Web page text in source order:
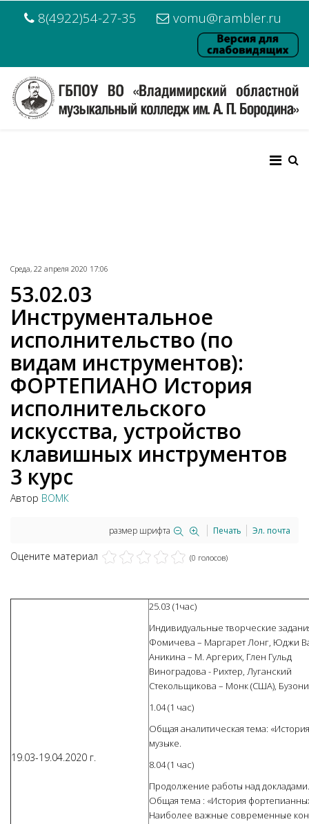
8(4922)54-27-35 vomu@rambler.ru
Среда, 22 апреля 2020 17:06
53.02.03
Инструментальное
исполнительство (по
видам инструментов):
ФОРТЕПИАНО История
исполнительского
искусства, устройство
клавишных инструментов
3 курс
Автор ВОМК
размер шрифта Печать Эл. почта
Оцените материал (0 голосов)
19.03-19.04.2020 г.
25.03 (1час)
Индивидуальные творческие
Фомичева – Маргарет Лонг, Юджи
Аникина – М. Аргерих, Глен Гульд
Виноградова - Рихтер, Луганский
Стекольщикова – Монк (США), Бузони
1.04 (1 час)
Общая аналитическая тема:
музыке.
8.04 (1 час)
Продолжение работы над докладами.
Общая тема : «История
Наиболее важные современные